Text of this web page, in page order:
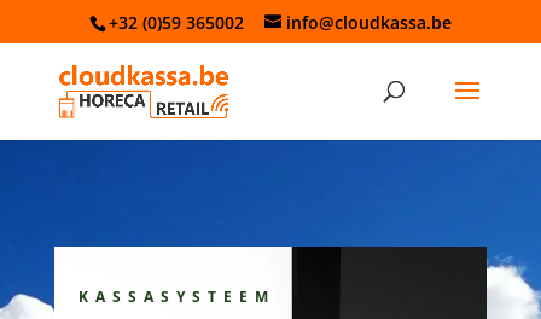
+32 (0)59 365002 info@cloudkassa.be
KASSASYSTEEM